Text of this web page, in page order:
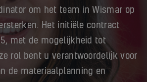
om het team in Wismar op
Het initiële contract
met de mogelijkheid tot
rol bent u verantwoordelijk voor
de materiaalplanning en